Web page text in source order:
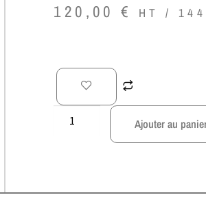
120,00€ HT /
Ajouter au